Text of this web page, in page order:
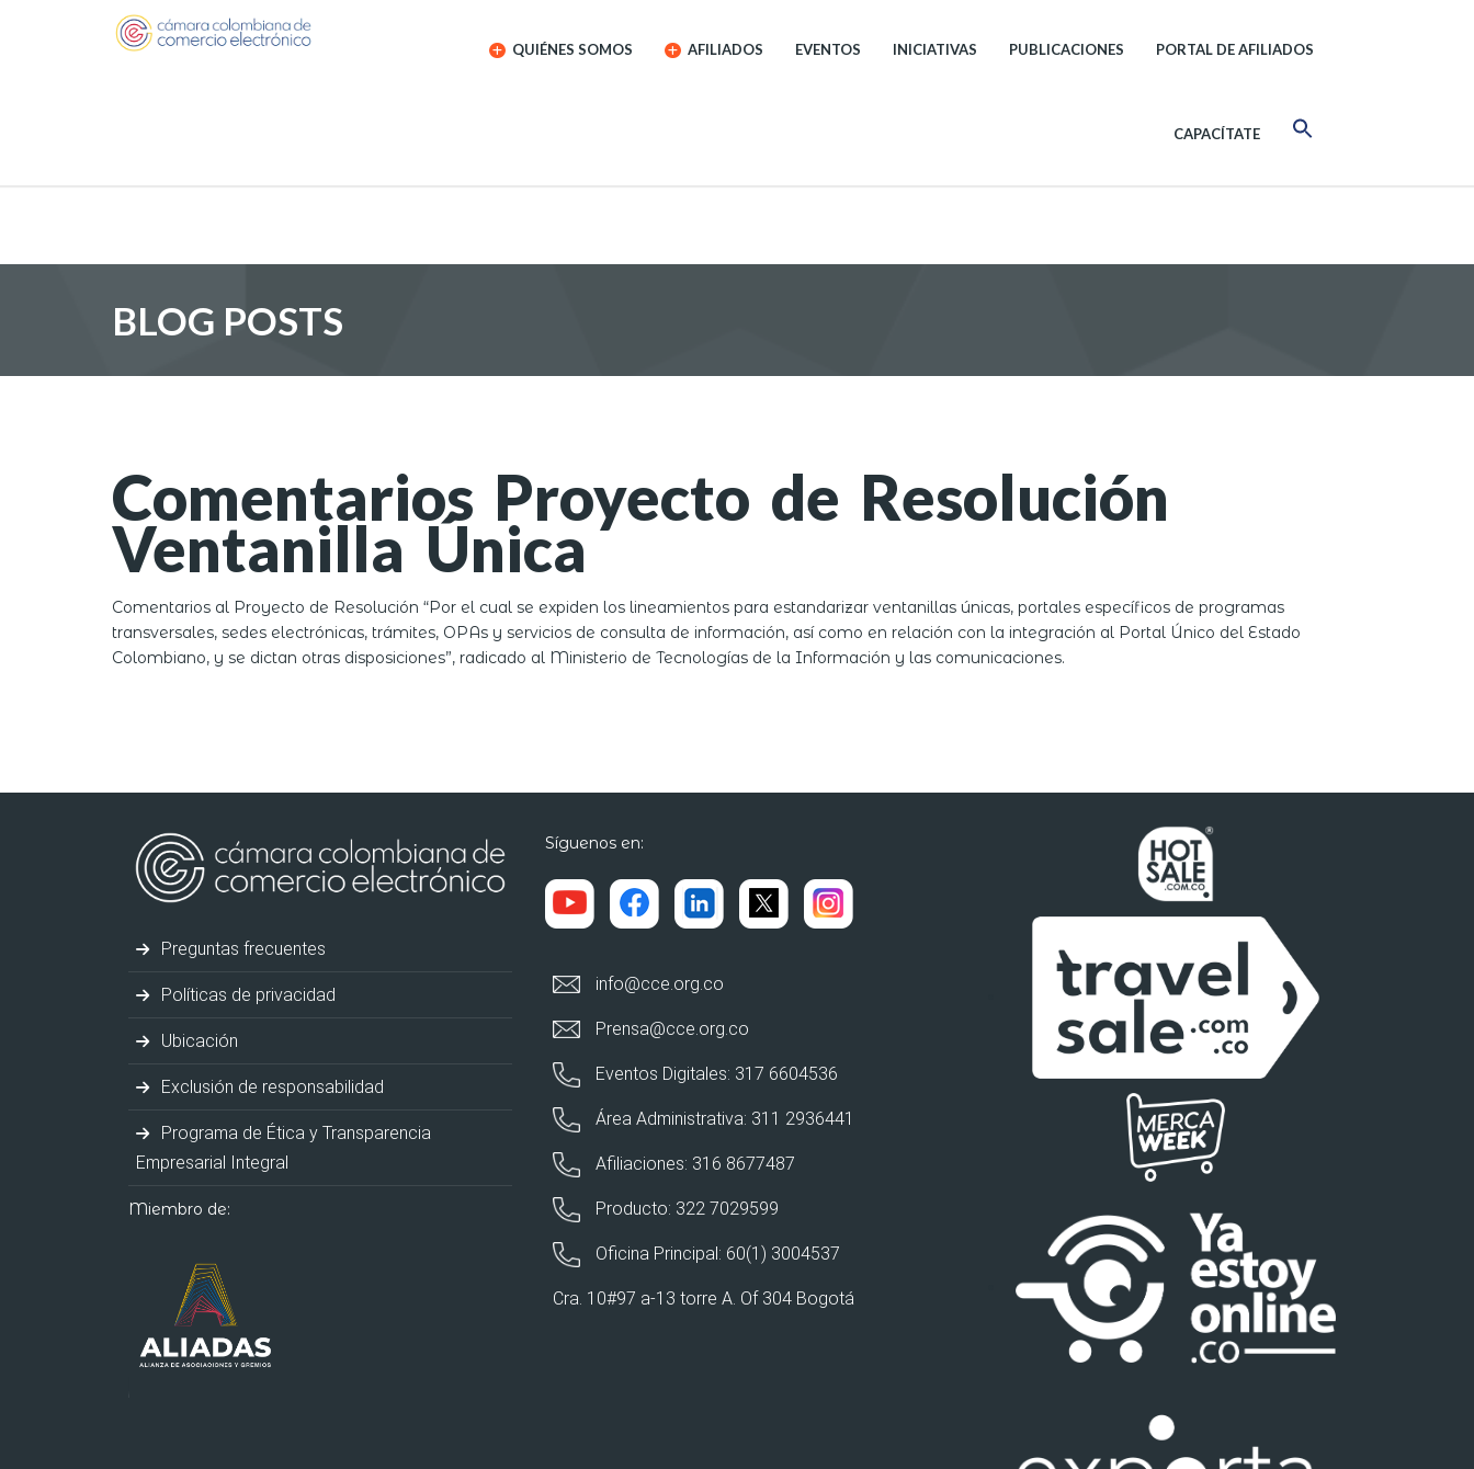
QUIÉNES SOMOS AFILIADOS EVENTOS INICIATIVAS PUBLICACIONES PORTAL DE AFILIADOS
CAPACÍTATE
BLOG POSTS
Comentarios Proyecto de Resolución
Ventanilla Única
Comentarios al Proyecto de Resolución “Por el cual se expiden los lineamientos para estandarizar ventanillas únicas, portales específicos de programas
transversales, sedes electrónicas, trámites, OPAs y servicios de consulta de información, así como en relación con la integración al Portal Único del Estado
Colombiano, y se dictan otras disposiciones”, radicado al Ministerio de Tecnologías de la Información y las comunicaciones.
Preguntas frecuentes
Políticas de privacidad
Ubicación
Exclusión de responsabilidad
Programa de Ética y Transparencia
Empresarial Integral
Miembro de:
Síguenos en:
info@cce.org.co
Prensa@cce.org.co
Eventos Digitales: 317 6604536
Área Administrativa: 311 2936441
Afiliaciones: 316 8677487
Producto: 322 7029599
Oficina Principal: 60(1) 3004537
Cra. 10#97 a-13 torre A. Of 304 Bogotá